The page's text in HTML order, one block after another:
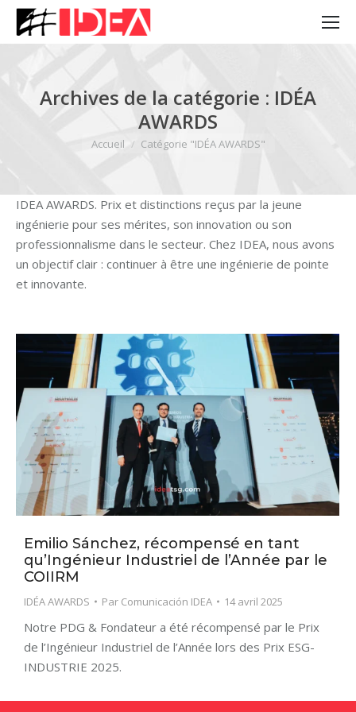
Archives de la catégorie : IDÉA
AWARDS
Vous êtes ici :
Accueil Catégorie "IDÉA AWARDS"
IDEA AWARDS. Prix et distinctions reçus par la jeune
ingénierie pour ses mérites, son innovation ou son
professionnalisme dans le secteur. Chez IDEA, nous avons
un objectif clair : continuer à être une ingénierie de pointe
et innovante.
Emilio Sánchez, récompensé en tant
qu’Ingénieur Industriel de l’Année par le
COIIRM
IDÉA AWARDS Par Comunicación IDEA 14 avril 2025
Notre PDG & Fondateur a été récompensé par le Prix
de l’Ingénieur Industriel de l’Année lors des Prix ESG-
INDUSTRIE 2025.